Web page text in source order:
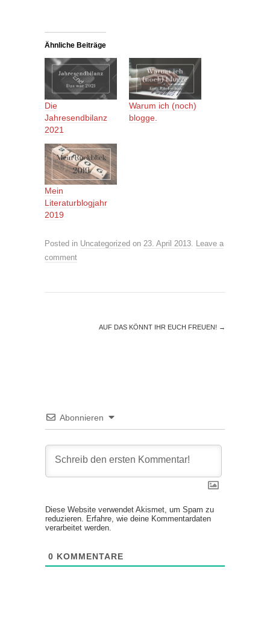
Ähnliche Beiträge
Die
Jahresendbilanz
2021
Warum ich (noch)
blogge.
Mein
Literaturblogjahr
2019
Posted in Uncategorized on 23. April 2013. Leave a
comment
AUF DAS KÖNNT IHR EUCH FREUEN! →
Abonnieren
Diese Website verwendet Akismet, um Spam zu
reduzieren. Erfahre, wie deine Kommentardaten
verarbeitet werden.
0 KOMMENTARE